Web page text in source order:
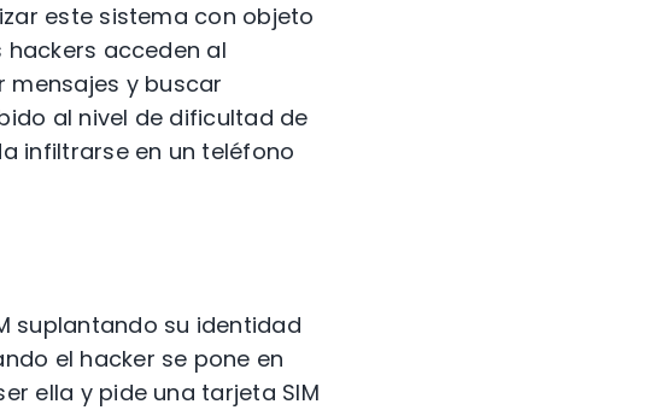
este sistema con objeto
hackers acceden al
mensajes y buscar
al nivel de dificultad de
infiltrarse en un teléfono
suplantando su identidad
el hacker se pone en
ella y pide una tarjeta SIM